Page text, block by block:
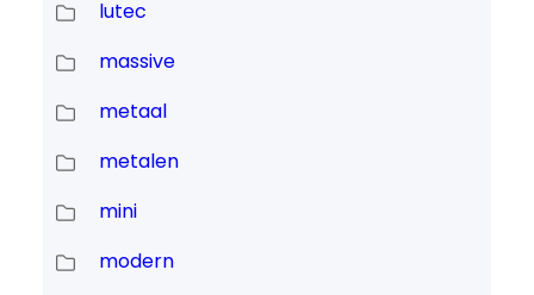
lutec
massive
metaal
metalen
mini
modern